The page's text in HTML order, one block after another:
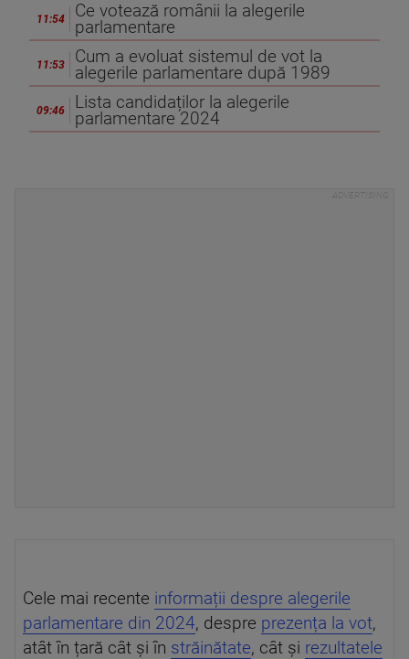
Cele mai recente informații despre alegerile
parlamentare din 2024, despre prezența la vot,
atât în țară cât și în străinătate, cât și rezultatele
11:54
Ce votează românii la alegerile
parlamentare
11:53
Cum a evoluat sistemul de vot la
alegerile parlamentare după 1989
09:46
Lista candidaților la alegerile
parlamentare 2024